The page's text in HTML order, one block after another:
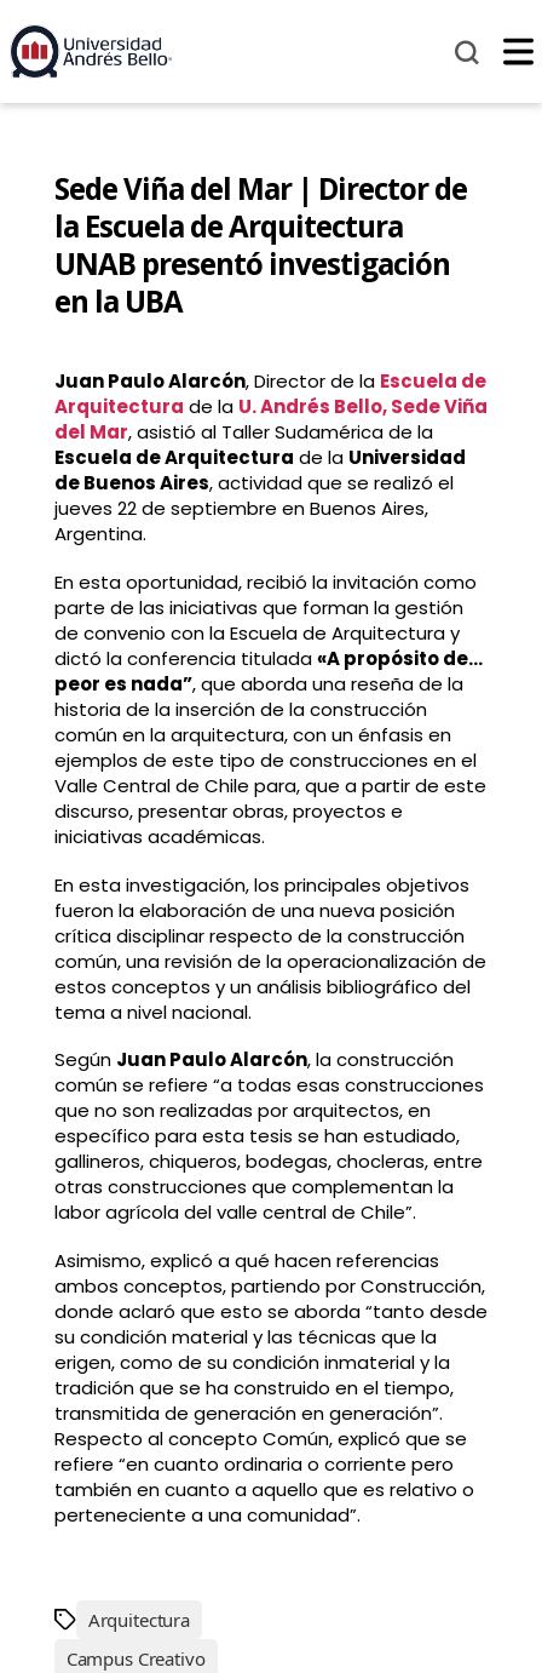
Sede Viña del Mar | Director de
la Escuela de Arquitectura
UNAB presentó investigación
en la UBA
Juan Paulo Alarcón, Director de la Escuela de
Arquitectura de la U. Andrés Bello, Sede Viña
del Mar, asistió al Taller Sudamérica de la
Escuela de Arquitectura de la Universidad
de Buenos Aires, actividad que se realizó el
jueves 22 de septiembre en Buenos Aires,
Argentina.
En esta oportunidad, recibió la invitación como
parte de las iniciativas que forman la gestión
de convenio con la Escuela de Arquitectura y
dictó la conferencia titulada«A propósito de…
peor es nada”, que aborda una reseña de la
historia de la inserción de la construcción
común en la arquitectura, con un énfasis en
ejemplos de este tipo de construcciones en el
Valle Central de Chile para, que a partir de este
discurso, presentar obras, proyectos e
iniciativas académicas.
En esta investigación, los principales objetivos
fueron la elaboración de una nueva posición
crítica disciplinar respecto de la construcción
común, una revisión de la operacionalización de
estos conceptos y un análisis bibliográfico del
tema a nivel nacional.
Según Juan Paulo Alarcón, la construcción
común se refiere “a todas esas construcciones
que no son realizadas por arquitectos, en
específico para esta tesis se han estudiado,
gallineros, chiqueros, bodegas, chocleras, entre
otras construcciones que complementan la
labor agrícola del valle central de Chile”.
Asimismo, explicó a qué hacen referencias
ambos conceptos, partiendo por Construcción,
donde aclaró que esto se aborda “tanto desde
su condición material y las técnicas que la
erigen, como de su condición inmaterial y la
tradición que se ha construido en el tiempo,
transmitida de generación en generación”.
Respecto al concepto Común, explicó que se
refiere “en cuanto ordinaria o corriente pero
también en cuanto a aquello que es relativo o
perteneciente a una comunidad”.
Arquitectura
Campus Creativo